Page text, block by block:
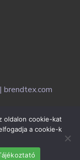
oldalon cookie-kat
a cookie-k